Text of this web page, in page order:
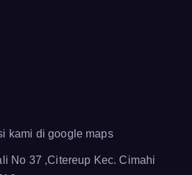
kami di google maps
No 37 ,Citereup Kec. Cimahi